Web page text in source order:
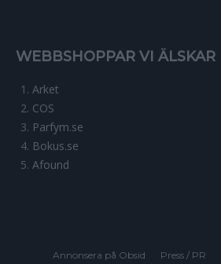
WEBBSHOPPAR VI ÄLSKAR
Arket
COS
Parfym.se
Bokus.se
Afound
Annonsera på Obsid Press / PR